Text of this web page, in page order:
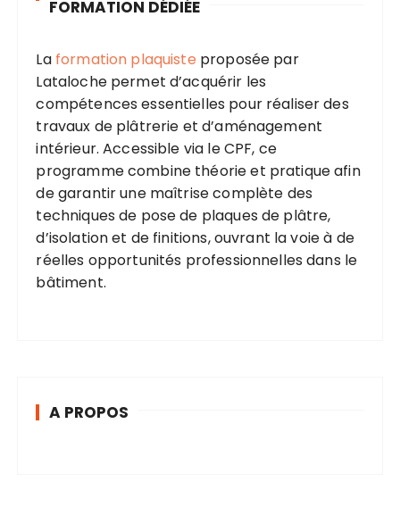
FORMATION DÉDIÉE
La formation plaquiste proposée par
Lataloche permet d’acquérir les
compétences essentielles pour réaliser des
travaux de plâtrerie et d’aménagement
intérieur. Accessible via le CPF, ce
programme combine théorie et pratique afin
de garantir une maîtrise complète des
techniques de pose de plaques de plâtre,
d’isolation et de finitions, ouvrant la voie à de
réelles opportunités professionnelles dans le
bâtiment.
A PROPOS